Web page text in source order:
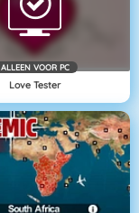
ALLEEN VOOR PC
Love Tester